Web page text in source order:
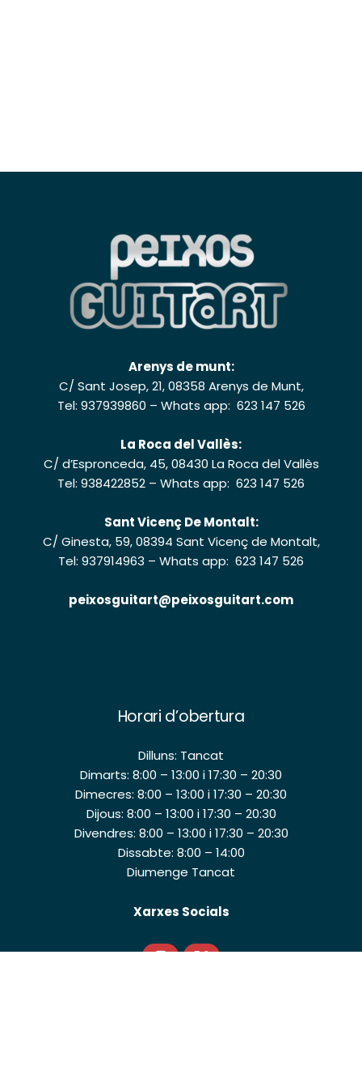
Arenys de munt:
C/ Sant Josep, 21, 08358 Arenys de Munt,
Tel: 937939860 – Whats app: 623 147 526
La Roca del Vallès:
C/ d’Espronceda, 45, 08430 La Roca del Vallès
Tel: 938422852 – Whats app: 623 147 526
Sant Vicenç De Montalt:
C/ Ginesta, 59, 08394 Sant Vicenç de Montalt,
Tel: 937914963 – Whats app: 623 147 526
peixosguitart@peixosguitart.com
Horari d’obertura
Dilluns: Tancat
Dimarts: 8:00 – 13:00 i 17:30 – 20:30
Dimecres: 8:00 – 13:00 i 17:30 – 20:30
Dijous: 8:00 – 13:00 i 17:30 – 20:30
Divendres: 8:00 – 13:00 i 17:30 – 20:30
Dissabte: 8:00 – 14:00
Diumenge Tancat
Xarxes Socials